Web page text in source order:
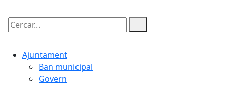
Cercar:
Ajuntament
Ban municipal
Govern